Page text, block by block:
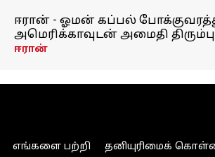
ஈரான் - ஓமன் கப்பல்
அமெரிக்காவுடன் அமைதி
ஈரான்
எங்களை பற்றி தனியுரிமைக்